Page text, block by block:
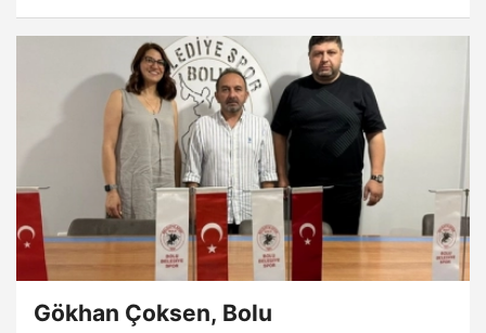
Gökhan Çoksen, Bolu